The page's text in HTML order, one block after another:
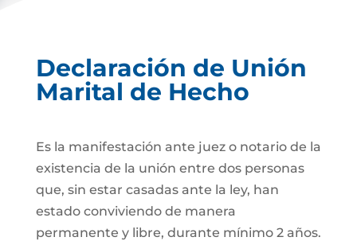
Declaración de Unión
Marital de Hecho
Es la manifestación ante juez o notario de la
existencia de la unión entre dos personas
que, sin estar casadas ante la ley, han
estado conviviendo de manera
permanente y libre, durante mínimo 2 años.